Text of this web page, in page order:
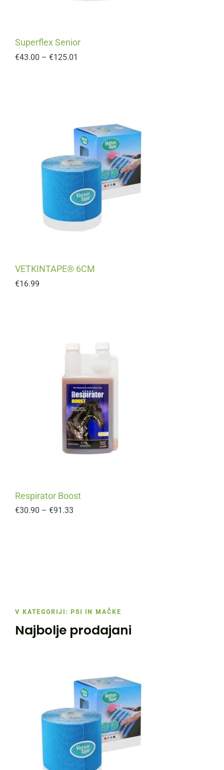
Superflex Senior
€43.00 – €125.01
VETKINTAPE® 6CM
€16.99
Respirator Boost
€30.90 – €91.33
V KATEGORIJI: PSI IN MAČKE
Najbolje prodajani